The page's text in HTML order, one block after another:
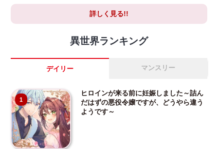
詳しく見る!!
異世界ランキング
デイリー マンスリー
1
ヒロインが来る前に妊娠しました～詰ん
だはずの悪役令嬢ですが、どうやら違う
ようです～